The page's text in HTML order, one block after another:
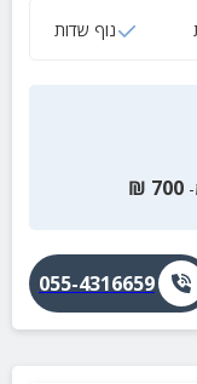
נוף שדות
700
₪
055-4316659